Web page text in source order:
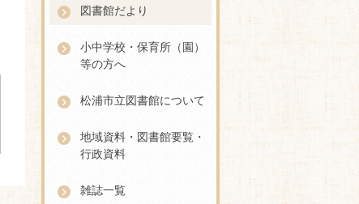
図書館だより
小中学校・保育所（園）
等の方へ
松浦市立図書館について
地域資料・図書館要覧・
行政資料
雑誌一覧